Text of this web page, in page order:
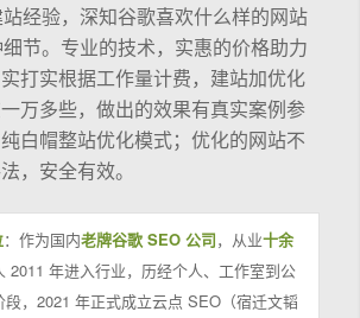
经验，深知谷歌喜欢什么样的网站
节。专业的技术，实惠的价格助力
打实根据工作量计费，建站加优化
万多些，做出的效果有真实案例参
白帽整站优化模式；优化的网站不
，安全有效。
：作为国内老牌谷歌 SEO 公司，从业十余
2011 年进入行业，历经个人、工作室到公
段，2021 年正式成立云点 SEO（宿迁文韬